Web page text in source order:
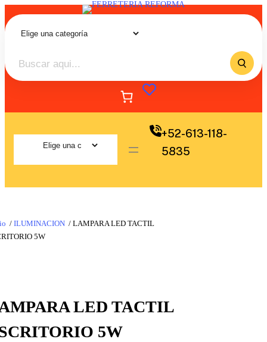
+52-613-118-
5835
/ ILUMINACION / LAMPARA LED TACTIL
5W
LED TACTIL
5W